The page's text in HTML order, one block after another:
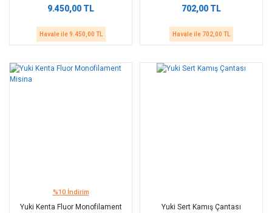
9.450,00 TL
Havale ile 9.450,00 TL
702,00 TL
Havale ile 702,00 TL
%10 İndirim
Yuki Kenta Fluor Monofilament
Yuki Sert Kamış Çantası